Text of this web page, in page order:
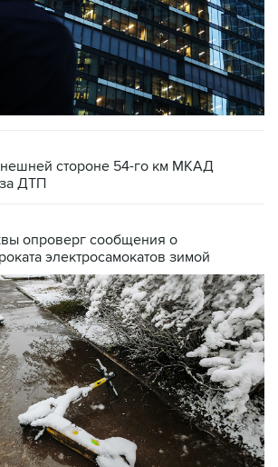
стороне 54-го км МКАД
ДТП
опроверг сообщения о
электросамокатов зимой